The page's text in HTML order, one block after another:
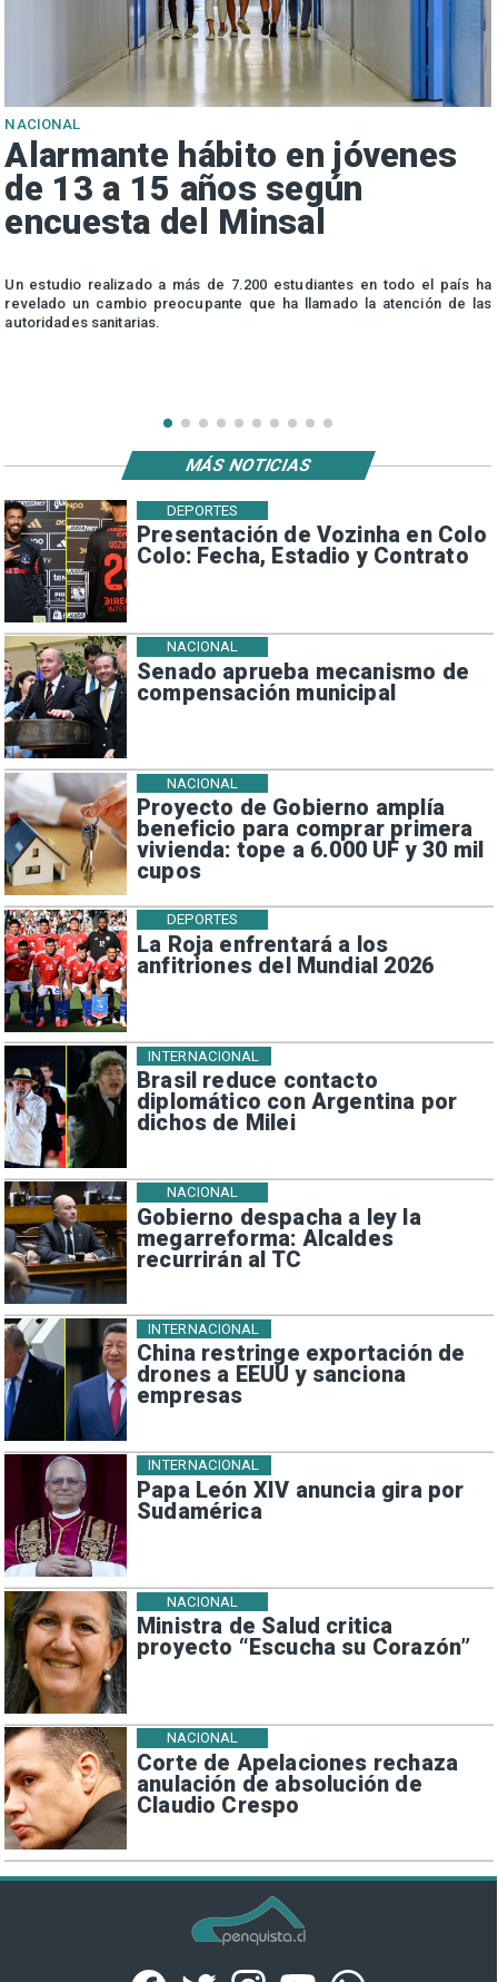
NACIONAL
Alarmante hábito en jóvenes
de 13 a 15 años según
encuesta del Minsal
Un estudio realizado a más de 7.200 estudiantes en todo el país ha
revelado un cambio preocupante que ha llamado la atención de las
autoridades sanitarias.
Presentación de Vozinha en Colo
Colo: Fecha, Estadio y Contrato
DEPORTES
Senado aprueba mecanismo de
compensación municipal
NACIONAL
Proyecto de Gobierno amplía
beneficio para comprar primera
vivienda: tope a 6.000 UF y 30 mil
cupos
NACIONAL
La Roja enfrentará a los
anfitriones del Mundial 2026
DEPORTES
Brasil reduce contacto
diplomático con Argentina por
dichos de Milei
INTERNACIONAL
Gobierno despacha a ley la
megarreforma: Alcaldes
recurrirán al TC
NACIONAL
China restringe exportación de
drones a EEUU y sanciona
empresas
INTERNACIONAL
Papa León XIV anuncia gira por
Sudamérica
INTERNACIONAL
Ministra de Salud critica
proyecto “Escucha su Corazón”
NACIONAL
Corte de Apelaciones rechaza
anulación de absolución de
Claudio Crespo
NACIONAL
MÁS NOTICIAS